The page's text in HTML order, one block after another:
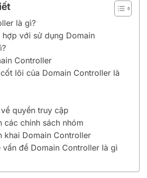
là gì?
với sử dụng Domain
Controller
lõi của Domain Controller là
quyền truy cập
các chính sách nhóm
khai Domain Controller
vấn đề Domain Controller là gì